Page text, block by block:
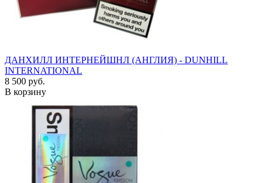
ДАНХИЛЛ ИНТЕРНЕЙШНЛ (АНГЛИЯ) - DUNHILL
INTERNATIONAL
8 500 руб.
В корзину